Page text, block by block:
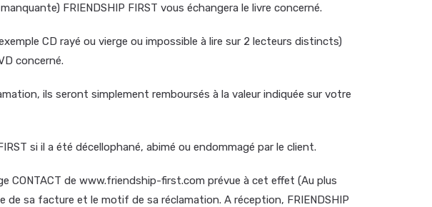
FRIENDSHIP FIRST vous échangera le livre concerné.
CD rayé ou vierge ou impossible à lire sur 2 lecteurs distincts)
concerné.
ils seront simplement remboursés à la valeur indiquée sur votre
si il a été décellophané, abimé ou endommagé par le client.
CONTACT de www.friendship-first.com prévue à cet effet (Au plus
sa facture et le motif de sa réclamation. A réception, FRIENDSHIP